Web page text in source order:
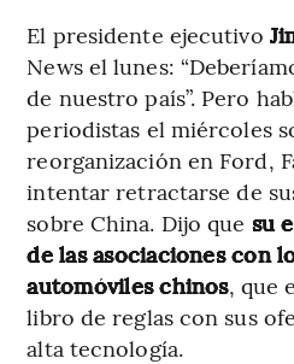
El presidente ejecutivo
News el lunes:
de nuestro país”. Pero
periodistas el miércoles
reorganización en Ford,
intentar retractarse de
sobre China. Dijo que su
de las asociaciones con
automóviles chinos, que
libro de reglas con sus
alta tecnología.